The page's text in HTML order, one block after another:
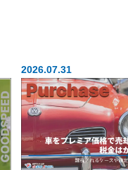
2026.07.31